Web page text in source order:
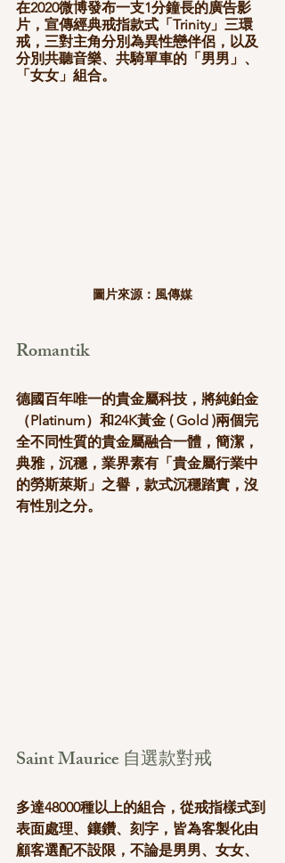
在2020微博發布一支1分鐘長的廣告影
片，宣傳經典戒指款式「Trinity」三環
戒，三對主角分別為異性戀伴侶，以及
分別共聽音樂、共騎單車的「男男」、
「女女」組合。
圖片來源：風傳媒
Romantik
德國百年唯一的貴金屬科技，將純鉑金
（Platinum）和24K黃金 ( Gold )兩個完
全不同性質的貴金屬融合一體，簡潔，
典雅，沉穩，業界素有「貴金屬行業中
的勞斯萊斯」之譽，款式沉穩踏實，沒
有性別之分。
Saint Maurice 自選款對戒
多達48000種以上的組合，從戒指樣式到
表面處理、鑲鑽、刻字，皆為客製化由
顧客選配不設限，不論是男男、女女、